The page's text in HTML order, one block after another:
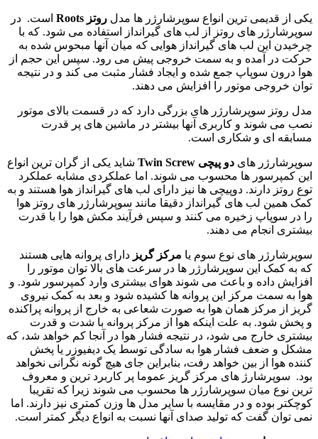
یکی از قدیمی ترین انواع سوپرشارژر ها مدل روتز Roots است. در
سوپرشارژر های روتز از لب های گیرانداز استفاده می شود. که با
چرخیدن این لب های گیرانداز هوایی که میان آنها مبحوس شده به
حرکت در آمده و به سمت خروجی پیش می رود. سپس این حجم از
هوا درون سوپاپ جمع شده و ایجاد فشار مثبت می کند و در نتیجه
توان خروجی موتور را افزایش می دهند.
مدل روتز سوپرشارژر های بزرگی دارد که در قسمت بالای موتور
نصب می شوند و کاربری آنها بیشتر در ماشین های پر قدرت
مسابقه ای و شکاری است.
سوپرشارژر های دو پیچی
شاید یکی از گران ترین انواع
این کمپرسور ها محسوب می شوند. اما عملکردی مشابه عملکرد
توع روتز دارند. دوپیچی ها نیز دارای لب های گیرانداز هوا هستند و به
کمک همین لب های گیرانداز دقیقا مانند سوپرشارژر های روتز هوا
را در سوپاپ زخیره می کنند و سپس فرآیند مکش هوا را با قدرت
بیشتری انجام می دهند.
سوپرشارژر های نوع سوم یا مرکز گریز دارای پروانه هایی هستند
که به کمک این سوپرشارژر ها در سرعت های بالا توان موتور را
افزایش داده و باعث می شوند هوای بیشتری وارد کمپرسور شود. و
هوا به سمت مرکز این پروانه ها کشیده شود و بعد به کمک نیروی
گریز از مرکز همان هوا به صورت شعاعی به خارج از پروانه پراکنده
و پخش شود. به علت اینکه هوا از مرکز پروانه با شدت و قدرت
بیشتری خارج می شود، در نتیجه فشار هوا در آنجا کم خواهد شد، که
مشکل و ضعف فشار هوا به سادگی توسط یک دیفیوزر یا پخش
کننده هوا از بین خواهد رفت، بنابراین جای هیچ گونه نگرانی نخواهد
بود. سوپرشارژ های مرکز گریز عموما پر کاربرد ترین و معروف
ترین نوع میان سوپرشارژر ها محسوب می شوند زیرا که تقریبا
کوچکتر بوده و در مقایسه با سایر مدل ها وزن کمتری نیز دارند. اما
نمی توان گفت که تولید صدای آنها نسبت به انواع دیگر کمتر است.